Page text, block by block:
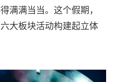
满满当当。这个假期，
大板块活动构建起立体